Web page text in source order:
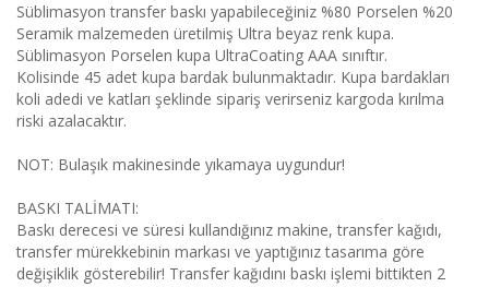
Süblimasyon transfer baskı yapabileceğiniz %80 Porselen %20
Seramik malzemeden üretilmiş Ultra beyaz renk kupa.
Süblimasyon Porselen kupa UltraCoating AAA sınıftır.
Kolisinde 45 adet kupa bardak bulunmaktadır. Kupa bardakları
koli adedi ve katları şeklinde sipariş verirseniz kargoda kırılma
riski azalacaktır.
NOT: Bulaşık makinesinde yıkamaya uygundur!
BASKI TALİMATI:
Baskı derecesi ve süresi kullandığınız makine, transfer kağıdı,
transfer mürekkebinin markası ve yaptığınız tasarıma göre
değişiklik gösterebilir! Transfer kağıdını baskı işlemi bittikten 2